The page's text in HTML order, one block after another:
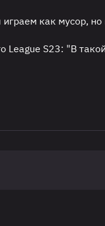
как мусор,
League S23: "В